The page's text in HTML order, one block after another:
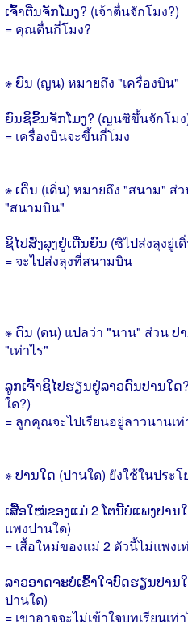
ເຈົ້າຕື່ນຈັກໂມງ? (เจ้าตื่นจักโมง?)
= คุณตื่นกี่โมง?
※ ຍົນ (ญน) หมายถึง "เครื่องบิน"
ຍົນຊິຂຶ້ນຈັກໂມງ? (ญนซิขึ้นจักโมง
= เครื่องบินจะขึ้นกี่โมง
※ ເດີ່ນ (เดิ่น) หมายถึง "สนาม" ส่
"สนามบิน"
ຊິໄປສົ່ງລຸງຢູ່ເດີ່ນຍົນ (ซิไปส่งลุงยู่เ
= จะไปส่งลุงที่สนามบิน
※ ດົນ (ดน) แปลว่า "นาน" ส่วน ປ
"เท่าไร"
ລູກເຈົ້າຊິໄປຮຽນຢູ່ລາວດົນປານໃດ
ใด?)
= ลูกคุณจะไปเรียนอยู่ลาวนานเท่
※ ປານໃດ (ปานใด) ยังใช้ในประโ
ເສື້ອໃໝ່ຂອງແມ່ 2 ໂຕນີ້ບໍ່ແພງປານ
แพงปานใด)
= เสื้อใหม่ของแม่ 2 ตัวนี้ไม่แพงเ
ລາວອາດຈະບໍ່ເຂົ້າໃຈບົດຮຽນປານ
ปานใด)
= เขาอาจจะไม่เข้าใจบทเรียนเท่